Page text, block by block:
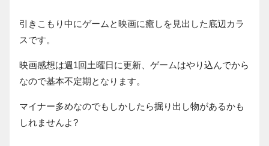
引きこもり中にゲームと映画に癒しを見出した底辺カラ
スです。
映画感想は週1回土曜日に更新、ゲームはやり込んでから
なので基本不定期となります。
マイナー多めなのでもしかしたら掘り出し物があるかも
しれませんよ?